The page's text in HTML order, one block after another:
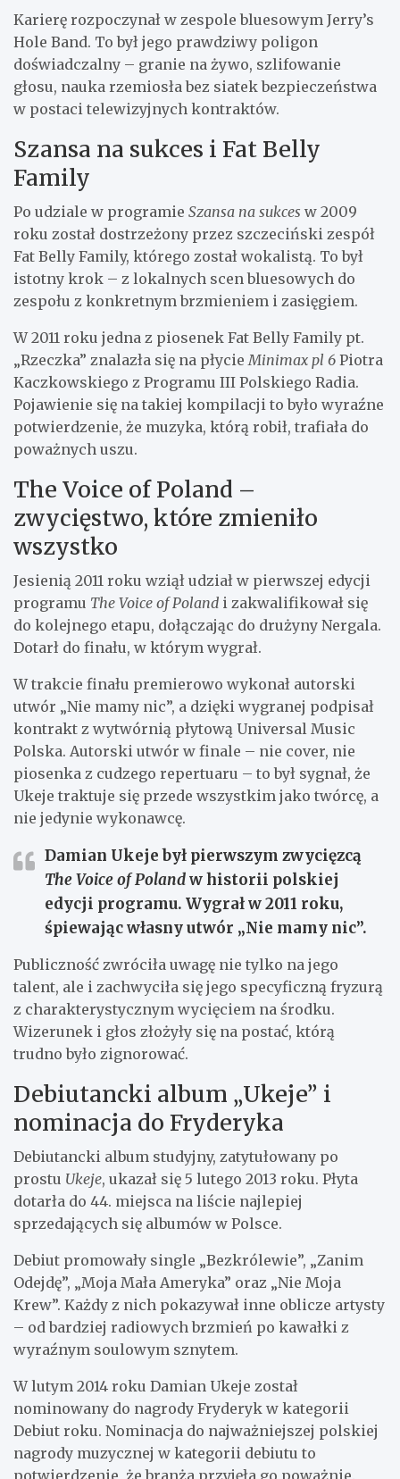
Karierę rozpoczynał w zespole bluesowym Jerry’s
Hole Band. To był jego prawdziwy poligon
doświadczalny – granie na żywo, szlifowanie
głosu, nauka rzemiosła bez siatek bezpieczeństwa
w postaci telewizyjnych kontraktów.
Szansa na sukces i Fat Belly
Family
Po udziale w programie Szansa na sukces w 2009
roku został dostrzeżony przez szczeciński zespół
Fat Belly Family, którego został wokalistą. To był
istotny krok – z lokalnych scen bluesowych do
zespołu z konkretnym brzmieniem i zasięgiem.
W 2011 roku jedna z piosenek Fat Belly Family pt.
„Rzeczka” znalazła się na płycieMinimax pl 6 Piotra
Kaczkowskiego z Programu III Polskiego Radia.
Pojawienie się na takiej kompilacji to było wyraźne
potwierdzenie, że muzyka, którą robił, trafiała do
poważnych uszu.
The Voice of Poland –
zwycięstwo, które zmieniło
wszystko
Jesienią 2011 roku wziął udział w pierwszej edycji
programu The Voice of Poland i zakwalifikował się
do kolejnego etapu, dołączając do drużyny Nergala.
Dotarł do finału, w którym wygrał.
W trakcie finału premierowo wykonał autorski
utwór „Nie mamy nic”, a dzięki wygranej podpisał
kontrakt z wytwórnią płytową Universal Music
Polska. Autorski utwór w finale – nie cover, nie
piosenka z cudzego repertuaru – to był sygnał, że
Ukeje traktuje się przede wszystkim jako twórcę, a
nie jedynie wykonawcę.
Damian Ukejebył pierwszym zwycięzcą
The Voice of Polandw historii polskiej
edycji programu. Wygrał w 2011 roku,
śpiewając własny utwór „Nie mamy nic”.
Publiczność zwróciła uwagę nie tylko na jego
talent, ale i zachwyciła się jego specyficzną fryzurą
z charakterystycznym wycięciem na środku.
Wizerunek i głos złożyły się na postać, którą
trudno było zignorować.
Debiutancki album „Ukeje” i
nominacja do Fryderyka
Debiutancki album studyjny, zatytułowany po
prostu Ukeje, ukazał się 5 lutego 2013 roku. Płyta
dotarła do 44. miejsca na liście najlepiej
sprzedających się albumów w Polsce.
Debiut promowały single „Bezkrólewie”, „Zanim
Odejdę”, „Moja Mała Ameryka” oraz „Nie Moja
Krew”. Każdy z nich pokazywał inne oblicze artysty
– od bardziej radiowych brzmień po kawałki z
wyraźnym soulowym sznytem.
W lutym 2014 roku Damian Ukeje został
nominowany do nagrody Fryderyk w kategorii
Debiut roku. Nominacja do najważniejszej polskiej
nagrody muzycznej w kategorii debiutu to